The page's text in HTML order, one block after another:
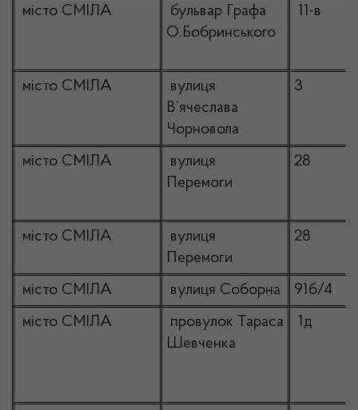
місто СМІЛА
бульвар Графа
О.Бобринського
11-в
місто СМІЛА
вулиця
В’ячеслава
Чорновола
3
місто СМІЛА
вулиця
Перемоги
28
місто СМІЛА
вулиця
Перемоги
28
місто СМІЛА вулиця Соборна
91б/4
місто СМІЛА
провулок Тараса
Шевченка
1д